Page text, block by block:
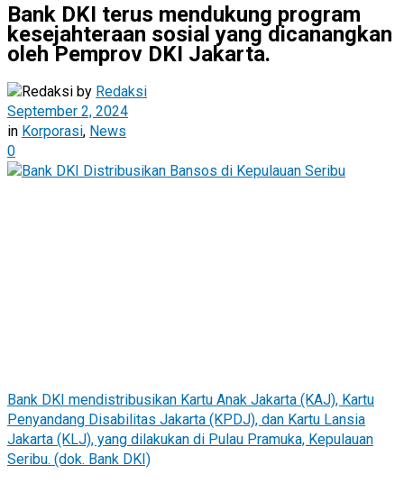
Bank DKI terus mendukung program
kesejahteraan sosial yang dicanangkan
oleh Pemprov DKI Jakarta.
by Redaksi
September 2, 2024
in Korporasi, News
0
Bank DKI mendistribusikan Kartu Anak Jakarta (KAJ), Kartu
Penyandang Disabilitas Jakarta (KPDJ), dan Kartu Lansia
Jakarta (KLJ), yang dilakukan di Pulau Pramuka, Kepulauan
Seribu. (dok. Bank DKI)